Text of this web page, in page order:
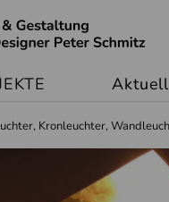
Aktuell
Kronleuchter,